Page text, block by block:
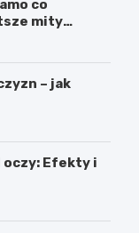
co
mity
– jak
oczy: Efekty i